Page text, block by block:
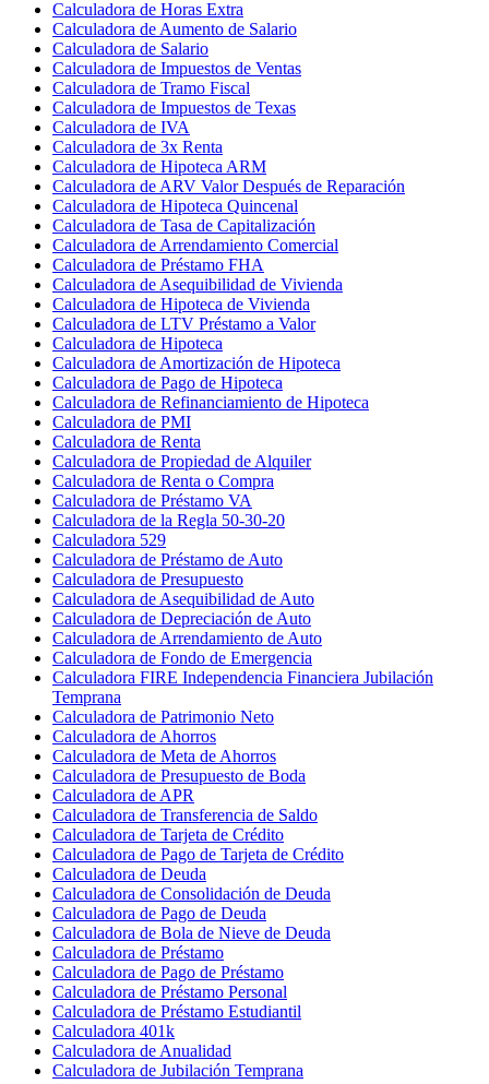
Calculadora de Horas Extra
Calculadora de Aumento de Salario
Calculadora de Salario
Calculadora de Impuestos de Ventas
Calculadora de Tramo Fiscal
Calculadora de Impuestos de Texas
Calculadora de IVA
Calculadora de 3x Renta
Calculadora de Hipoteca ARM
Calculadora de ARV Valor Después de Reparación
Calculadora de Hipoteca Quincenal
Calculadora de Tasa de Capitalización
Calculadora de Arrendamiento Comercial
Calculadora de Préstamo FHA
Calculadora de Asequibilidad de Vivienda
Calculadora de Hipoteca de Vivienda
Calculadora de LTV Préstamo a Valor
Calculadora de Hipoteca
Calculadora de Amortización de Hipoteca
Calculadora de Pago de Hipoteca
Calculadora de Refinanciamiento de Hipoteca
Calculadora de PMI
Calculadora de Renta
Calculadora de Propiedad de Alquiler
Calculadora de Renta o Compra
Calculadora de Préstamo VA
Calculadora de la Regla 50-30-20
Calculadora 529
Calculadora de Préstamo de Auto
Calculadora de Presupuesto
Calculadora de Asequibilidad de Auto
Calculadora de Depreciación de Auto
Calculadora de Arrendamiento de Auto
Calculadora de Fondo de Emergencia
Calculadora FIRE Independencia Financiera Jubilación
Temprana
Calculadora de Patrimonio Neto
Calculadora de Ahorros
Calculadora de Meta de Ahorros
Calculadora de Presupuesto de Boda
Calculadora de APR
Calculadora de Transferencia de Saldo
Calculadora de Tarjeta de Crédito
Calculadora de Pago de Tarjeta de Crédito
Calculadora de Deuda
Calculadora de Consolidación de Deuda
Calculadora de Pago de Deuda
Calculadora de Bola de Nieve de Deuda
Calculadora de Préstamo
Calculadora de Pago de Préstamo
Calculadora de Préstamo Personal
Calculadora de Préstamo Estudiantil
Calculadora 401k
Calculadora de Anualidad
Calculadora de Jubilación Temprana